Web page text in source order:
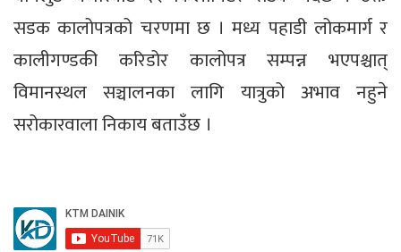
सडक कालोपत्रको चरणमा छ । मध्य पहाडी लोकमार्ग र
कालीगण्डकी करिडोर कालोपत्र सम्पन्न भएपश्चात्
विमानस्थल सञ्चालनका लागि यात्रुको अभाव नहुने
सरोकारवाला निकाय बताउँछ ।